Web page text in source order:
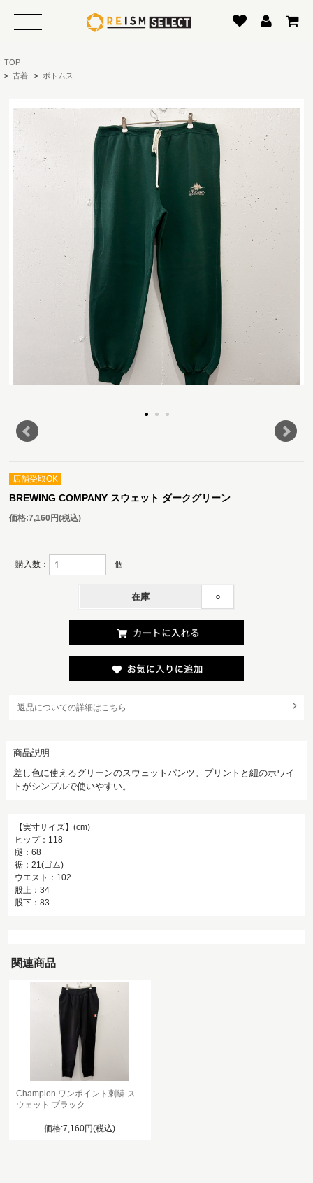
TOP
> 古着 > ボトムス
店舗受取OK
BREWING COMPANY スウェット ダークグリーン
価格:7,160円(税込)
購入数： 個
在庫 ○
返品についての詳細はこちら
商品説明
差し色に使えるグリーンのスウェットパンツ。プリントと紐のホワイ
トがシンプルで使いやすい。
【実寸サイズ】(cm)
ヒップ：118
腿：68
裾：21(ゴム)
ウエスト：102
股上：34
股下：83
関連商品
Champion ワンポイント刺繍 ス
ウェット ブラック
価格:7,160円(税込)